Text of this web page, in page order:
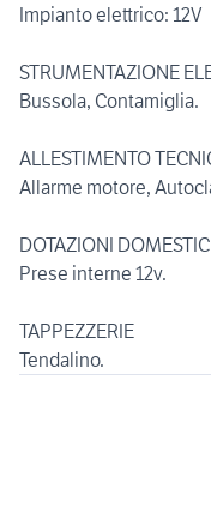
Impianto elettrico: 12V
STRUMENTAZIONE
Bussola, Contamiglia.
ALLESTIMENTO
Allarme motore,
DOTAZIONI
Prese interne 12v.
TAPPEZZERIE
Tendalino.